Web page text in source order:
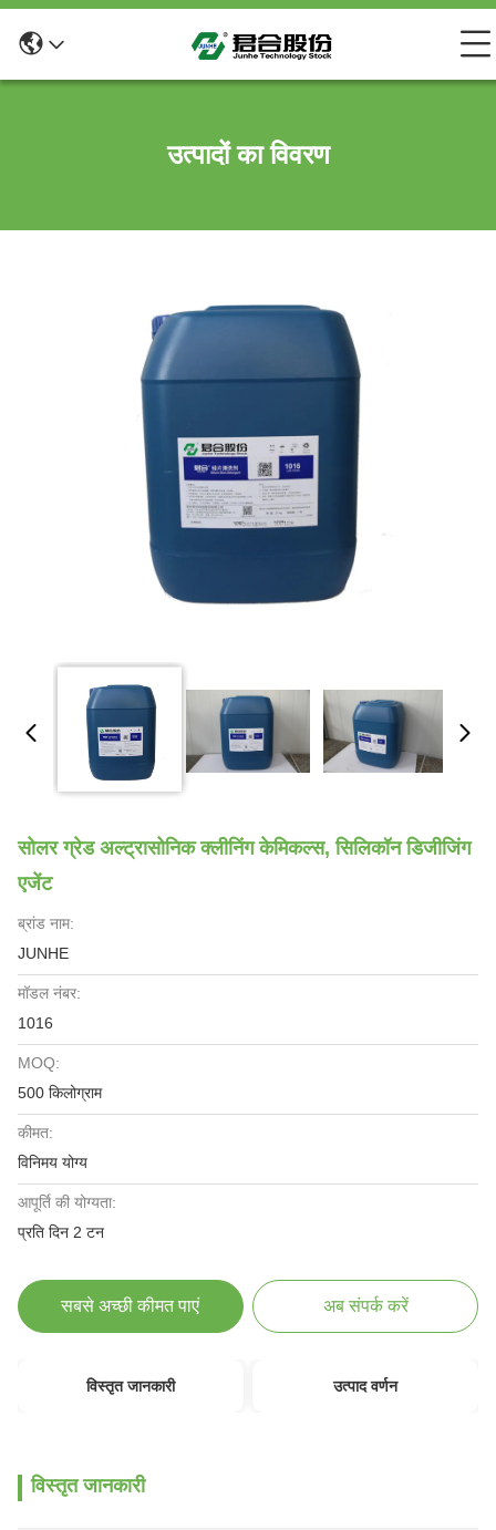
उत्पादों का विवरण
सोलर ग्रेड अल्ट्रासोनिक क्लीनिंग केमिकल्स, सिलिकॉन डिजीजिंग
एजेंट
ब्रांड नाम:
JUNHE
मॉडल नंबर:
1016
MOQ:
500 किलोग्राम
कीमत:
विनिमय योग्य
आपूर्ति की योग्यता:
प्रति दिन 2 टन
सबसे अच्छी कीमत पाएं अब संपर्क करें
विस्तृत जानकारी उत्पाद वर्णन
विस्तृत जानकारी